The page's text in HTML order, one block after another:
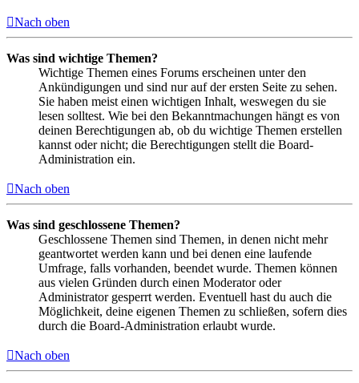
Nach oben
Was sind wichtige Themen?
Wichtige Themen eines Forums erscheinen unter den
Ankündigungen und sind nur auf der ersten Seite zu sehen.
Sie haben meist einen wichtigen Inhalt, weswegen du sie
lesen solltest. Wie bei den Bekanntmachungen hängt es von
deinen Berechtigungen ab, ob du wichtige Themen erstellen
kannst oder nicht; die Berechtigungen stellt die Board-
Administration ein.
Nach oben
Was sind geschlossene Themen?
Geschlossene Themen sind Themen, in denen nicht mehr
geantwortet werden kann und bei denen eine laufende
Umfrage, falls vorhanden, beendet wurde. Themen können
aus vielen Gründen durch einen Moderator oder
Administrator gesperrt werden. Eventuell hast du auch die
Möglichkeit, deine eigenen Themen zu schließen, sofern dies
durch die Board-Administration erlaubt wurde.
Nach oben